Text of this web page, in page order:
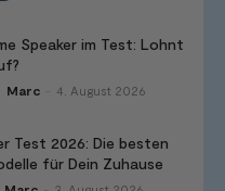
Speaker im Test: Lohnt
Marc 4. August 2026
Test 2026: Die besten
für Dein Zuhause